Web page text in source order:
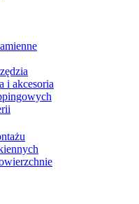
i akcesoria